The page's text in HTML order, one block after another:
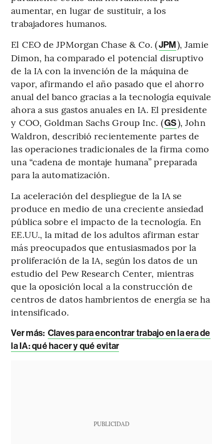
aumentar, en lugar de sustituir, a los
trabajadores humanos.
El CEO de JPMorgan Chase & Co. (JPM), Jamie
Dimon, ha comparado el potencial disruptivo
de la IA con la invención de la máquina de
vapor, afirmando el año pasado que el ahorro
anual del banco gracias a la tecnología equivale
ahora a sus gastos anuales en IA. El presidente
y COO, Goldman Sachs Group Inc. (GS), John
Waldron, describió recientemente partes de
las operaciones tradicionales de la firma como
una “cadena de montaje humana” preparada
para la automatización.
La aceleración del despliegue de la IA se
produce en medio de una creciente ansiedad
pública sobre el impacto de la tecnología. En
EE.UU., la mitad de los adultos afirman estar
más preocupados que entusiasmados por la
proliferación de la IA, según los datos de un
estudio del Pew Research Center, mientras
que la oposición local a la construcción de
centros de datos hambrientos de energía se ha
intensificado.
Ver más: Claves para encontrar trabajo en la era de
la IA: qué hacer y qué evitar
PUBLICIDAD